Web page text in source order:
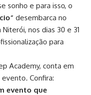
sonho e para isso, o
desembarca no
nos dias 30 e 31
para
Academy, conta em
Confira:
evento que